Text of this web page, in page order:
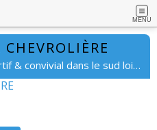
MENU
Vous recherchez un club sportif & convivial dans le sud loire. lachevrolierebmx@gmail.com